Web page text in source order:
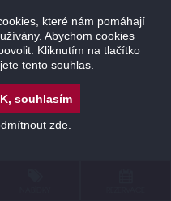
které nám pomáhají
Abychom cookies
Kliknutím na tlačítko
tento souhlas.
souhlasím
zde.